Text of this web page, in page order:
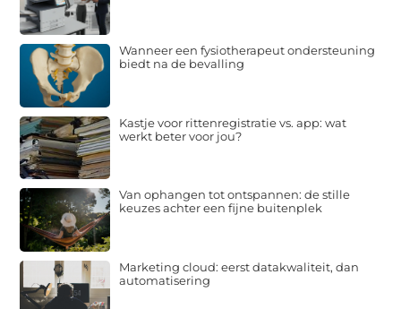
Wanneer een fysiotherapeut ondersteuning
biedt na de bevalling
Kastje voor rittenregistratie vs. app: wat
werkt beter voor jou?
Van ophangen tot ontspannen: de stille
keuzes achter een fijne buitenplek
Marketing cloud: eerst datakwaliteit, dan
automatisering